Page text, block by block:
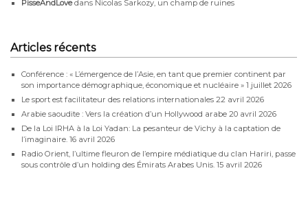
PisseAndLovedans Nicolas Sarkozy, un champ de ruines
Articles récents
Conférence : « L’émergence de l’Asie, en tant que premier continent par
son importance démographique, économique et nucléaire » 1 juillet 2026
Le sport est facilitateur des relations internationales 22 avril 2026
Arabie saoudite : Vers la création d’un Hollywood arabe 20 avril 2026
De la Loi IRHA à la Loi Yadan: La pesanteur de Vichy à la captation de
l’imaginaire. 16 avril 2026
Radio Orient, l’ultime fleuron de l’empire médiatique du clan Hariri, passe
sous contrôle d’un holding des Émirats Arabes Unis. 15 avril 2026